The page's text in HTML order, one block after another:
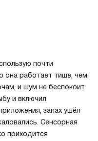
почти
она работает тише, чем
и шум не беспокоит
и включил
запах ушёл
Сенсорная
приходится